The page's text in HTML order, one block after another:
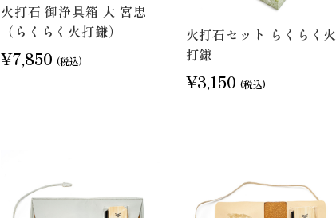
火打石 御浄具箱 大 宮忠
（らくらく火打鎌）
¥7,850 (税込)
火打石セット らくらく火
打鎌
¥3,150 (税込)